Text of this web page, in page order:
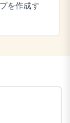
を作成す